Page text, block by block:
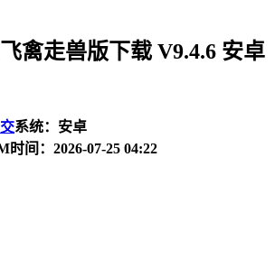
禽走兽版下载 V9.4.6 安卓
系统：安卓
时间：2026-07-25 04:22